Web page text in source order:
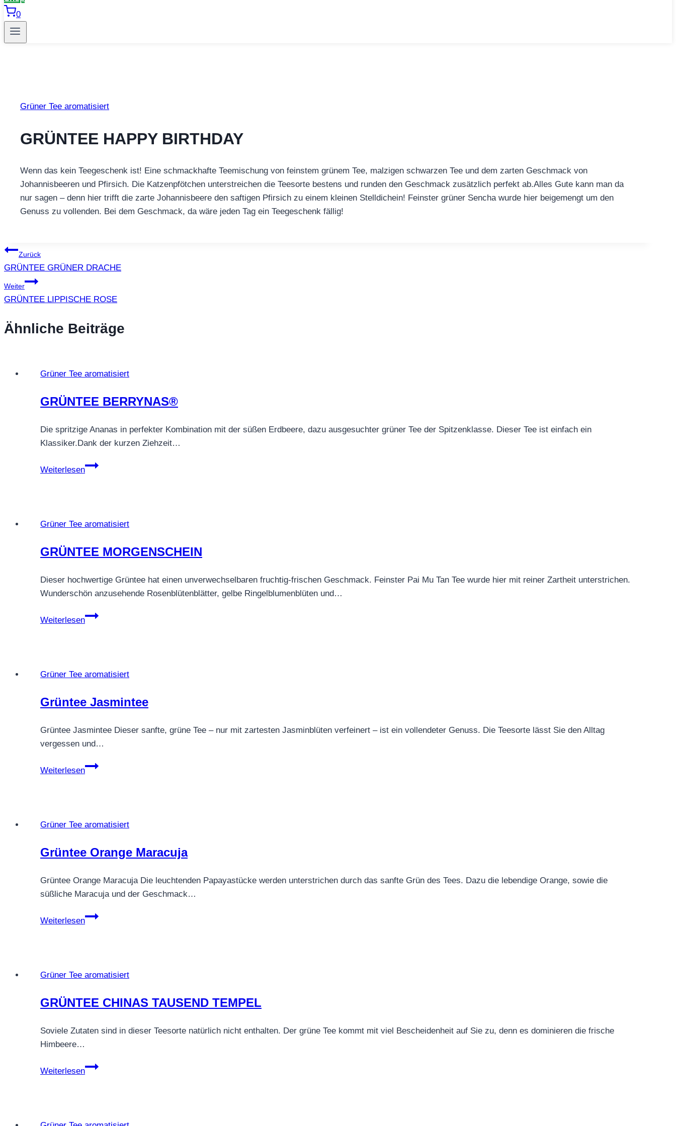
0
Grüner Tee aromatisiert
GRÜNTEE HAPPY BIRTHDAY
Wenn das kein Teegeschenk ist! Eine schmackhafte Teemischung von feinstem grünem Tee, malzigen schwarzen Tee und dem zarten Geschmack von
Johannisbeeren und Pfirsich. Die Katzenpfötchen unterstreichen die Teesorte bestens und runden den Geschmack zusätzlich perfekt ab.Alles Gute kann man da
nur sagen – denn hier trifft die zarte Johannisbeere den saftigen Pfirsich zu einem kleinen Stelldichein! Feinster grüner Sencha wurde hier beigemengt um den
Genuss zu vollenden. Bei dem Geschmack, da wäre jeden Tag ein Teegeschenk fällig!
Beitragsnavigation
Zurück
GRÜNTEE GRÜNER DRACHE
Weiter
GRÜNTEE LIPPISCHE ROSE
Ähnliche Beiträge
Grüner Tee aromatisiert
GRÜNTEE BERRYNAS®
Die spritzige Ananas in perfekter Kombination mit der süßen Erdbeere, dazu ausgesuchter grüner Tee der Spitzenklasse. Dieser Tee ist einfach ein
Klassiker.Dank der kurzen Ziehzeit…
Weiterlesen
GRÜNTEE
Grüner Tee aromatisiert
GRÜNTEE MORGENSCHEIN
Dieser hochwertige Grüntee hat einen unverwechselbaren fruchtig-frischen Geschmack. Feinster Pai Mu Tan Tee wurde hier mit reiner Zartheit unterstrichen.
Wunderschön anzusehende Rosenblütenblätter, gelbe Ringelblumenblüten und…
Weiterlesen
GRÜNTEE
Grüner Tee aromatisiert
Grüntee Jasmintee
Grüntee Jasmintee Dieser sanfte, grüne Tee – nur mit zartesten Jasminblüten verfeinert – ist ein vollendeter Genuss. Die Teesorte lässt Sie den Alltag
vergessen und…
Weiterlesen
Grüntee
Grüner Tee aromatisiert
Grüntee Orange Maracuja
Grüntee Orange Maracuja Die leuchtenden Papayastücke werden unterstrichen durch das sanfte Grün des Tees. Dazu die lebendige Orange, sowie die
süßliche Maracuja und der Geschmack…
Weiterlesen
Grüntee
Grüner Tee aromatisiert
GRÜNTEE CHINAS TAUSEND TEMPEL
Soviele Zutaten sind in dieser Teesorte natürlich nicht enthalten. Der grüne Tee kommt mit viel Bescheidenheit auf Sie zu, denn es dominieren die frische
Himbeere…
Weiterlesen
GRÜNTEE